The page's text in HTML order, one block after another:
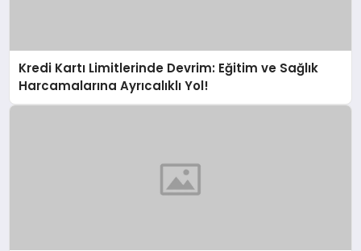
Kredi Kartı Limitlerinde Devrim: Eğitim ve Sağlık
Harcamalarına Ayrıcalıklı Yol!